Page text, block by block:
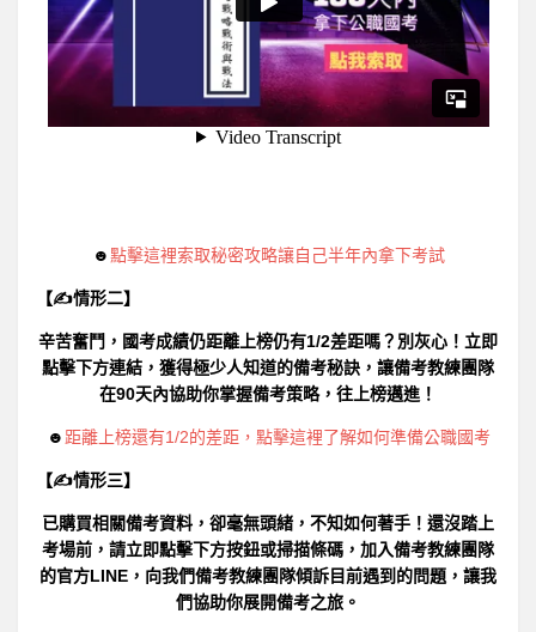
☻點擊這裡索取秘密攻略讓自己半年內拿下考試
【✍情形二】
辛苦奮鬥，國考成績仍距離上榜仍有1/2差距嗎？別灰心！立即
點擊下方連結，獲得極少人知道的備考秘訣，讓備考教練團隊
在90天內協助你掌握備考策略，往上榜邁進！
☻ 距離上榜還有1/2的差距，點擊這裡了解如何準備公職國考
【✍情形三】
已購買相關備考資料，卻毫無頭緒，不知如何著手！還沒踏上
考場前，請立即點擊下方按鈕或掃描條碼，加入備考教練團隊
的官方LINE，向我們備考教練團隊傾訴目前遇到的問題，讓我
們協助你展開備考之旅。